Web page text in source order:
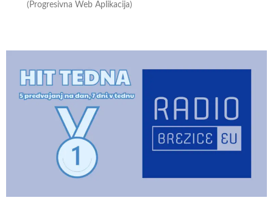
(Progresivna Web Aplikacija)